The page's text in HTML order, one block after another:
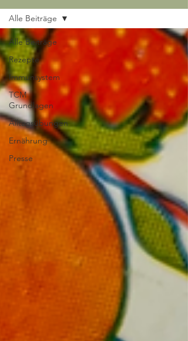
Alle Beiträge
Rezepte
Immunsystem
TCM
Grundlagen
Alltagsübungen
Ernährung
Presse
Alle Beiträge